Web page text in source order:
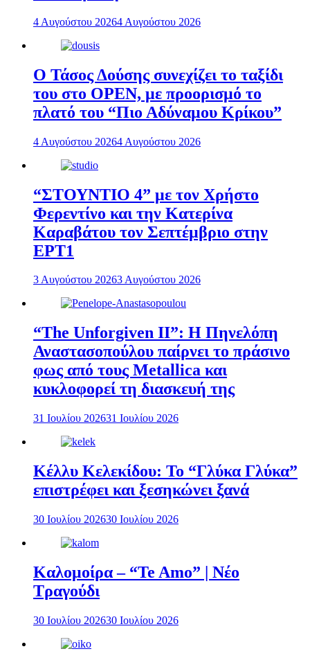
4 Αυγούστου 20264 Αυγούστου 2026
Ο Τάσος Δούσης συνεχίζει το ταξίδι
του στο OPEN, με προορισμό το
πλατό του “Πιο Αδύναμου Κρίκου”
4 Αυγούστου 20264 Αυγούστου 2026
“ΣΤΟΥΝΤΙΟ 4” με τον Χρήστο
Φερεντίνο και την Κατερίνα
Καραβάτου τον Σεπτέμβριο στην
ΕΡΤ1
3 Αυγούστου 20263 Αυγούστου 2026
“The Unforgiven II”: Η Πηνελόπη
Αναστασοπούλου παίρνει το πράσινο
φως από τους Metallica και
κυκλοφορεί τη διασκευή της
31 Ιουλίου 202631 Ιουλίου 2026
Κέλλυ Κελεκίδου: Το “Γλύκα Γλύκα”
επιστρέφει και ξεσηκώνει ξανά
30 Ιουλίου 202630 Ιουλίου 2026
Καλομοίρα – “Te Amo” | Νέο
Τραγούδι
30 Ιουλίου 202630 Ιουλίου 2026